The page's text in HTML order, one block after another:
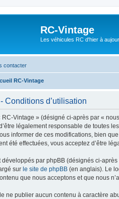
RC-Vintage
Les véhicules RC d'hier à
contacter
RC-Vintage
Conditions d’utilisation
RC-Vintage » (désigné ci-après par «
légalement responsable de toutes
informer de ces modifications, bien
été effectuées, vous acceptez d’être
développés par phpBB (désignés ci-
sur le site de phpBB (en anglais). Le
que nous acceptons et que nous
ne publier aucun contenu à caractère